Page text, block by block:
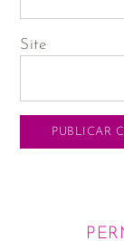
Site